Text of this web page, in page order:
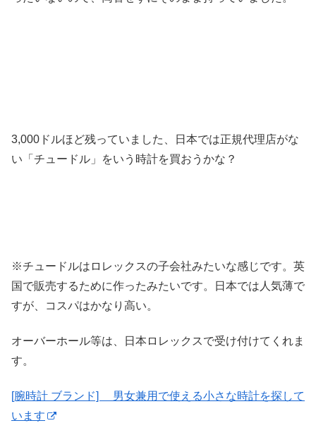
3,000ドルほど残っていました、日本では正規代理店がな
い「チュードル」をいう時計を買おうかな？
※チュードルはロレックスの子会社みたいな感じです。英
国で販売するために作ったみたいです。日本では人気薄で
すが、コスパはかなり高い。
オーバーホール等は、日本ロレックスで受け付けてくれま
す。
[腕時計 ブランド] 男女兼用で使える小さな時計を探して
います